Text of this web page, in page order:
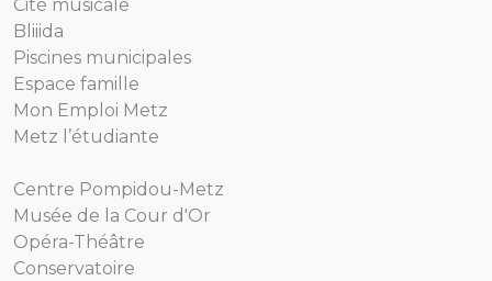
Cité musicale
Bliiida
Piscines municipales
Espace famille
Mon Emploi Metz
Metz l’étudiante
Centre Pompidou-Metz
Musée de la Cour d'Or
Opéra-Théâtre
Conservatoire